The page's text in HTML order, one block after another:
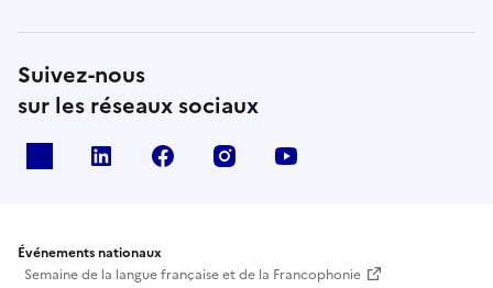
Suivez-nous
sur les réseaux sociaux
Linkedin Facebook Instagram
Événements nationaux
Semaine de la langue française et de la Francophonie